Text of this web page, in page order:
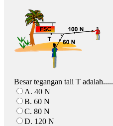
Besar tegangan tali T adalah.....
A. 40 N
B. 60 N
C. 80 N
D. 120 N